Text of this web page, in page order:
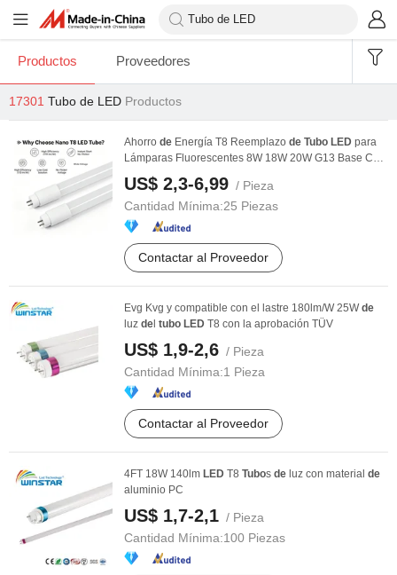
Productos Proveedores
17301 Tubo de LED Productos
Ahorro de Energía T8 Reemplazo de Tubo LED para
Lámparas Fluorescentes 8W 18W 20W G13 Base CE
EMC ...
US$ 2,3-6,99 / Pieza
Cantidad Mínima:25 Piezas
Contactar al Proveedor
Evg Kvg y compatible con el lastre 180lm/W 25Wde
luz de tubo LED T8 con la aprobación TÜV
US$ 1,9-2,6 / Pieza
Cantidad Mínima:1 Pieza
Contactar al Proveedor
4FT 18W 140lm LED T8 Tubos de luz con material de
aluminio PC
US$ 1,7-2,1 / Pieza
Cantidad Mínima:100 Piezas